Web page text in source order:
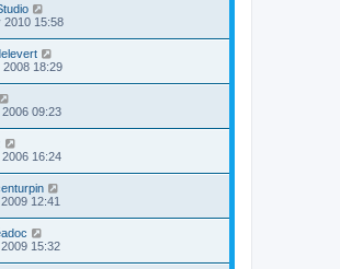
2010 15:58
2008 18:29
09:23
16:24
12:41
15:32